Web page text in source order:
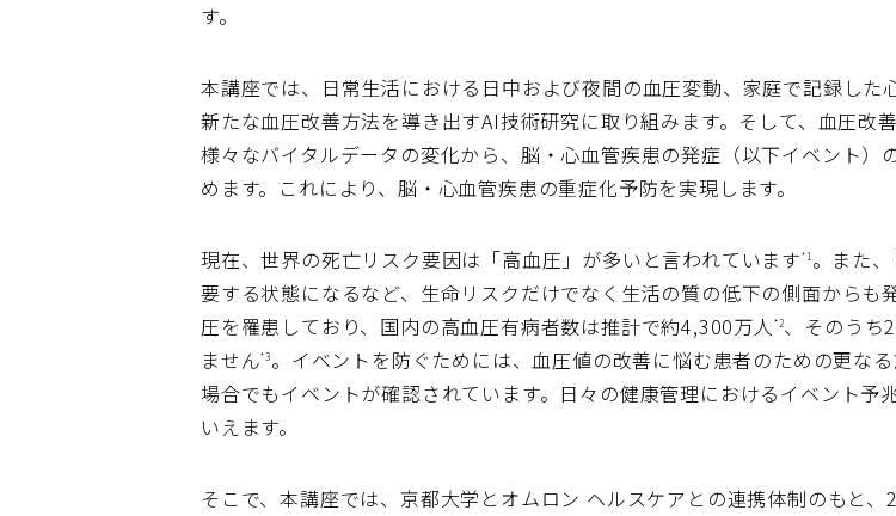
す。
本講座では、日常生活における日中および夜間の血圧変動、家庭で記録し
新たな血圧改善方法を導き出すAI技術研究に取り組みます。そして、血圧改
様々なバイタルデータの変化から、脳・心血管疾患の発症（以下イベント
めます。これにより、脳・心血管疾患の重症化予防を実現します。
現在、世界の死亡リスク要因は「高血圧」が多いと言われています*1 。また
要する状態になるなど、生命リスクだけでなく生活の質の低下の側面から
圧を罹患しており、国内の高血圧有病者数は推計で約4,300万人 *2、そのうち
ません*3。イベントを防ぐためには、血圧値の改善に悩む患者のための更な
場合でもイベントが確認されています。日々の健康管理におけるイベント
いえます。
そこで、本講座では、京都大学とオムロン ヘルスケアとの連携体制のもと